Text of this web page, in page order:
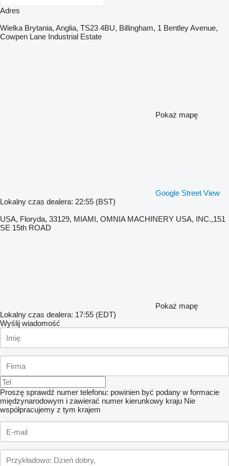
Adres
Wielka Brytania, Anglia, TS23 4BU, Billingham, 1 Bentley Avenue,
Cowpen Lane Industrial Estate
Pokaż mapę
Google Street View
Lokalny czas dealera: 22:55 (BST)
USA, Floryda, 33129, MIAMI, OMNIA MACHINERY USA, INC.,151
SE 15th ROAD
Pokaż mapę
Lokalny czas dealera: 17:55 (EDT)
Wyślij wiadomość
Proszę sprawdź numer telefonu: powinien być podany w formacie
międzynarodowym i zawierać numer kierunkowy kraju Nie
współpracujemy z tym krajem